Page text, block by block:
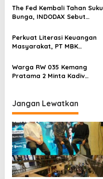
o
s
Blockchain
The Fed Kembali Tahan Suku
Bunga, INDODAX Sebut
Sentimen Pasar
Perkuat Literasi Keuangan
Masyarakat, PT MBK
Karpet Masjid di Pakuhaji
Warga RW 035 Kemang
Pratama 2 Minta Kadiv
Metro Bekasi Kota
Jangan Lewatkan